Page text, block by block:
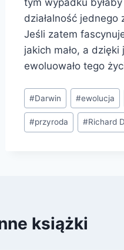
tym wypadku
działalność
Jeśli zatem
jakich mało, a
ewoluowało tego
Tagi
wpisu:
#Darwin #ewolucja
#przyroda #Richard
książki